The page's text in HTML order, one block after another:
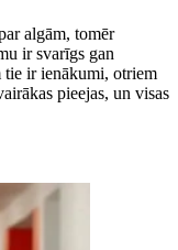
algām, tomēr
ir svarīgs gan
tie ir ienākumi, otriem
pieejas, un visas